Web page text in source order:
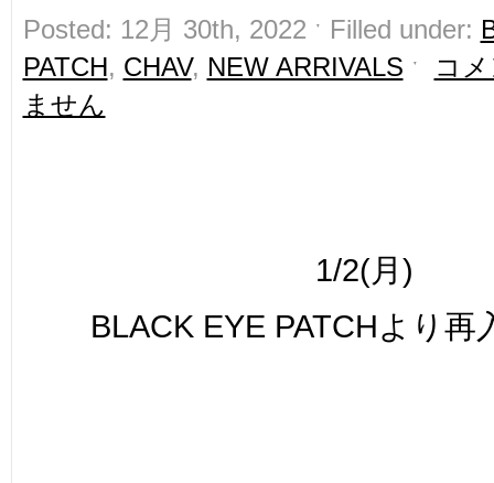
Posted: 12月 30th, 2022 ˑ Filled under:
PATCH, CHAV, NEW ARRIVALS ˑ
コ
ません
1/2(月)
BLACK EYE PATCHより再